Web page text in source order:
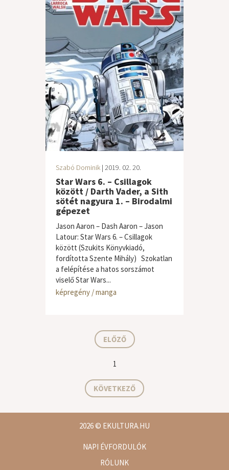
Szabó Dominik | 2019. 02. 20.
Star Wars 6. – Csillagok
között / Darth Vader, a Sith
sötét nagyura 1. – Birodalmi
gépezet
Jason Aaron – Dash Aaron – Jason
Latour: Star Wars 6. – Csillagok
között (Szukits Könyvkiadó,
fordította Szente Mihály) Szokatlan
a felépítése a hatos sorszámot
viselő Star Wars...
képregény / manga
ELŐZŐ
1
KÖVETKEZŐ
2026© EKULTURA.HU
NAPI ÉVFORDULÓK
RÓLUNK